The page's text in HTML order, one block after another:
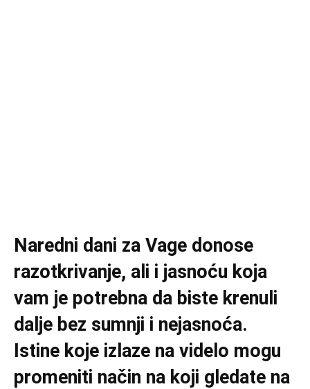
Naredni dani za Vage donose
razotkrivanje, ali i jasnoću koja
vam je potrebna da biste krenuli
dalje bez sumnji i nejasnoća.
Istine koje izlaze na videlo mogu
promeniti način na koji gledate na